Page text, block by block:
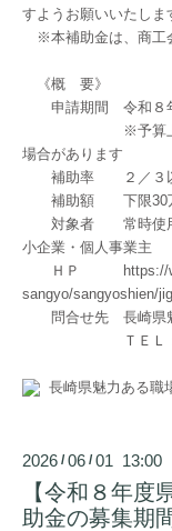
すようお願いいたしま
※本補助金は、商工
《概 要》
申請期間 令和８年
※予算上限に達
場合があります
補助率 ２／３
補助額 下限30万
対象者 常時使用す
小企業・個人事業主
ＨＰ https://
sangyo/sangyoshien/
問合せ先 長崎県魅
ＴＥＬ：０５
長崎県魅力ある職
2026 /06 /01 13:00
【令和８年度
助金の募集期